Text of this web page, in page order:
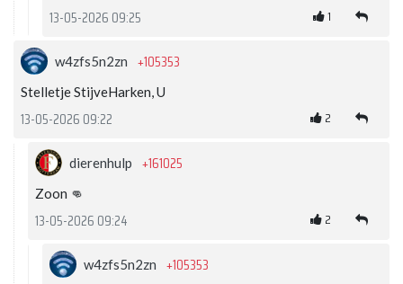
13-05-2026 09:25 1
w4zfs5n2zn +105353
Stelletje StijveHarken, U
13-05-2026 09:22 2
dierenhulp +161025
Zoon 👊
13-05-2026 09:24 2
w4zfs5n2zn +105353